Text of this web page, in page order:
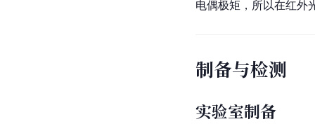
电偶极矩 ，所以在红外
制备与检测
实验室制备